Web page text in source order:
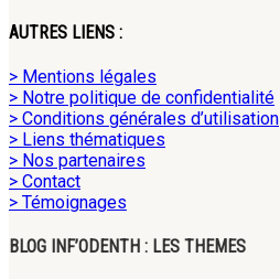
AUTRES LIENS :
> Mentions légales
> Notre politique de confidentialité
> Conditions générales d’utilisation
> Liens thématiques
> Nos partenaires
> Contact
> Témoignages
BLOG INF’ODENTH : LES THEMES